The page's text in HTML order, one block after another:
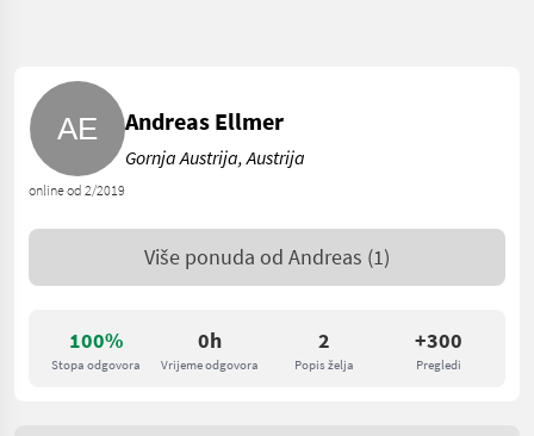
100%
Stopa odgovora
0h
Vrijeme odgovora
2
Popis želja
+300
Pregledi
online od 2/2019
Andreas Ellmer
Gornja Austrija, Austrija
Više ponuda od Andreas (1)